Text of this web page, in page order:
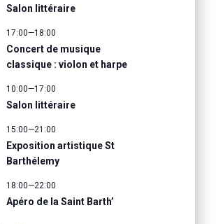
Salon littéraire
17:00—18:00
Concert de musique
classique : violon et harpe
10:00—17:00
Salon littéraire
15:00—21:00
Exposition artistique St
Barthélemy
18:00—22:00
Apéro de la Saint Barth’